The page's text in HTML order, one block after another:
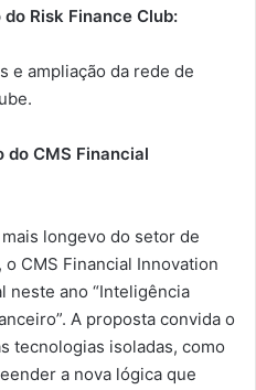
Risk Finance Club:
e ampliação da rede de
do CMS Financial
longevo do setor de
CMS Financial Innovation
neste ano “Inteligência
A proposta convida o
tecnologias isoladas, como
a nova lógica que